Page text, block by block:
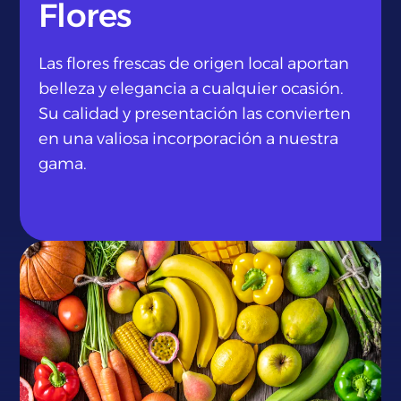
Flores
Las flores frescas de origen local aportan
belleza y elegancia a cualquier ocasión.
Su calidad y presentación las convierten
en una valiosa incorporación a nuestra
gama.